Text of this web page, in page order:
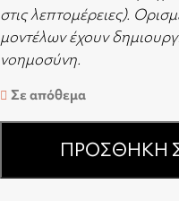
στις λεπτομέρειες).
μοντέλων έχουν
νοημοσύνη.
Σε απόθεμα
ΠΡΟΣΘΉΚΗ